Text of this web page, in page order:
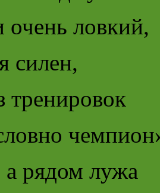
очень ловкий,
силен,
тренировок
а рядом лужа